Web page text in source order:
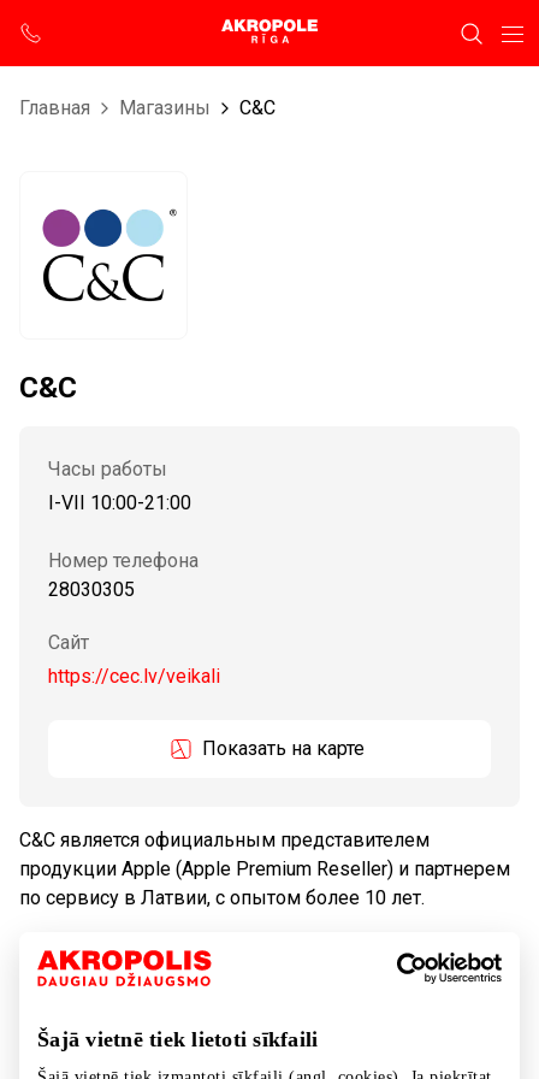
Šajā vietnē tiek lietoti sīkfaili
Главная Магазины C&C
C&C
Часы работы
I-VII 10:00-21:00
Номер телефона
28030305
Сайт
https://cec.lv/veikali
Показать на карте
C&C является официальным представителем
продукции Apple (Apple Premium Reseller) и партнерем
по сервису в Латвии, с опытом более 10 лет.
Tовары Товары для дома, бытовая техника